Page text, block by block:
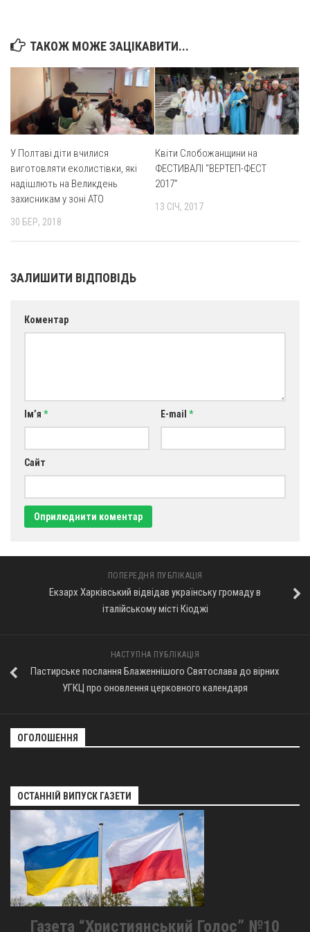
Монастир Успення Пресвятої Богородиці Сестер Чину
Святого Василія Великого
Комісії
Катехитична комісія
Комісія у справах молоді
Комісія у справах родини
Комісія з питань душпастирства охорони здоров’я
Спільноти
Квіти Слобожанщини
Полтавщина
Оголошення
ТАКОЖ МОЖЕ ЗАЦІКАВИТИ...
У Полтаві діти вчилися
виготовляти еколистівки, які
надішлють на Великдень
захисникам у зоні АТО
30 БЕР, 2018
Квіти Слобожанщини на
ФЕСТИВАЛІ “ВЕРТЕП-ФЕСТ
2017”
13 СІЧ, 2017
ЗАЛИШИТИ ВІДПОВІДЬ
Коментар
Ім’я * E-mail *
Сайт
ПОПЕРЕДНЯ ПУБЛІКАЦІЯ
Екзарх Харківський відвідав українську громаду в
італійському місті Кіоджі
НАСТУПНА ПУБЛІКАЦІЯ
Пастирське послання Блаженнішого Святослава до вірних
УГКЦ про оновлення церковного календаря
ОГОЛОШЕННЯ
ОСТАННІЙ ВИПУСК ГАЗЕТИ
Газета “Християнський Голос” №10